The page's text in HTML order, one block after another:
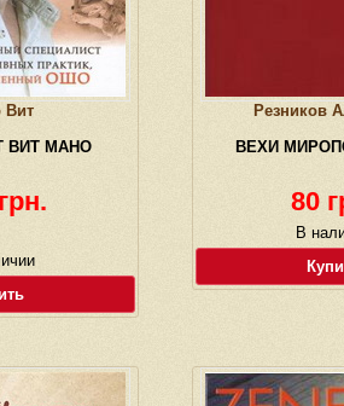
Вит
ВИТ МАНО
Резников
ВЕХИ
80
В